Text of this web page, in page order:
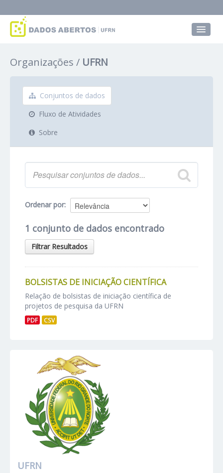
Grupos
Sobre
Organizações UFRN
Conjuntos de dados
Fluxo de Atividades
Sobre
Ordenar por
1 conjunto de dados encontrado
Filtrar Resultados
BOLSISTAS DE INICIAÇÃO CIENTÍFICA
Relação de bolsistas de iniciação científica de
projetos de pesquisa da UFRN
PDF CSV
UFRN